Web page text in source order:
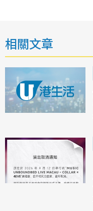
相關文章